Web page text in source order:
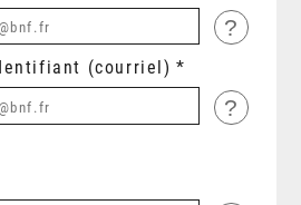
?
(courriel)
?